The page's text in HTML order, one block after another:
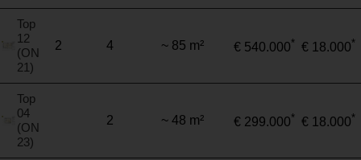
Top
12
(ON
21)
2 4 ~ 85 m² € 540.000* € 18.000*
Top
04
(ON
23)
2 ~ 48 m² € 299.000* € 18.000*